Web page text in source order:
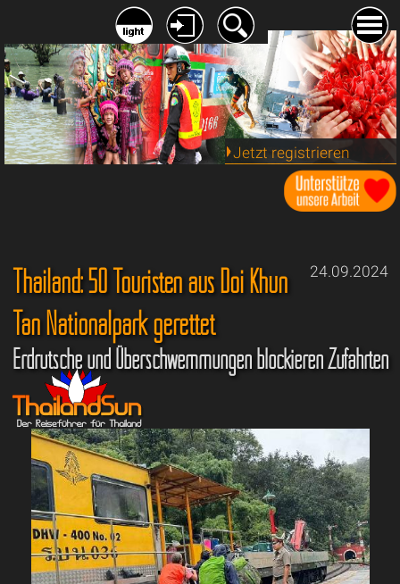
Jetzt registrieren
24.09.2024
Thailand: 50 Touristen aus Doi Khun
Tan Nationalpark gerettet
Erdrutsche und Überschwemmungen blockieren Zufahrten